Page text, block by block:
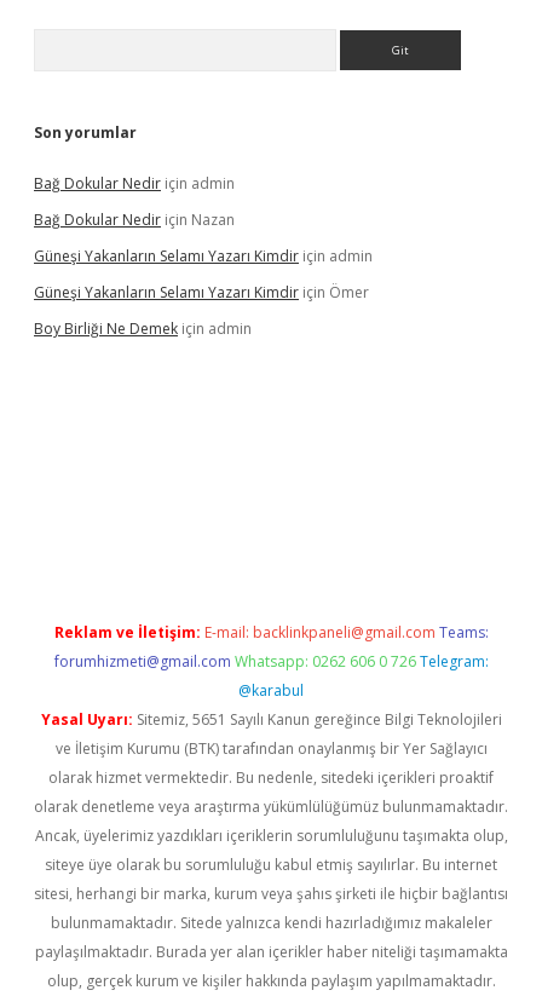
Son yorumlar
Bağ Dokular Nedir için admin
Bağ Dokular Nedir için Nazan
Güneşi Yakanların Selamı Yazarı Kimdir için admin
Güneşi Yakanların Selamı Yazarı Kimdir için Ömer
Boy Birliği Ne Demek için admin
Reklam ve İletişim: E-mail: backlinkpaneli@gmail.com Teams:
forumhizmeti@gmail.com Whatsapp: 0262 606 0 726 Telegram:
@karabul
Yasal Uyarı: Sitemiz, 5651 Sayılı Kanun gereğince Bilgi Teknolojileri
ve İletişim Kurumu (BTK) tarafından onaylanmış bir Yer Sağlayıcı
olarak hizmet vermektedir. Bu nedenle, sitedeki içerikleri proaktif
olarak denetleme veya araştırma yükümlülüğümüz bulunmamaktadır.
Ancak, üyelerimiz yazdıkları içeriklerin sorumluluğunu taşımakta olup,
siteye üye olarak bu sorumluluğu kabul etmiş sayılırlar. Bu internet
sitesi, herhangi bir marka, kurum veya şahıs şirketi ile hiçbir bağlantısı
bulunmamaktadır. Sitede yalnızca kendi hazırladığımız makaleler
paylaşılmaktadır. Burada yer alan içerikler haber niteliği taşımamakta
olup, gerçek kurum ve kişiler hakkında paylaşım yapılmamaktadır.